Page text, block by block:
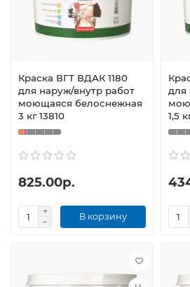
Краска ВГТ ВДАК 1180
для наруж/внутр работ
моющаяся белоснежная
3 кг 13810
825.00р.
В корзину
для
1,5